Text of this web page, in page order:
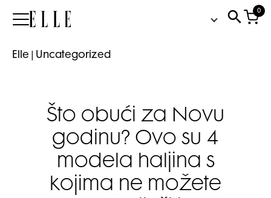
Elle
0
Elle Uncategorized
Što obući za Novu
godinu? Ovo su 4
modela haljina s
kojima ne možete